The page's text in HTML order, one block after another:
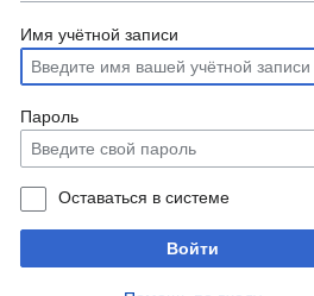
Перейти
навигации
Перейти
поиску
Имя учётной записи
Пароль
Оставаться в системе
Войти